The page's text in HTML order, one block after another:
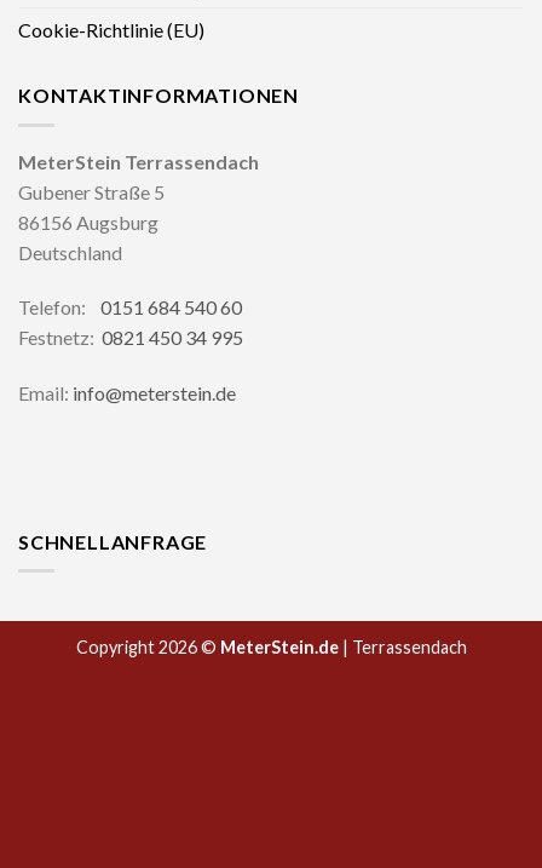
Cookie-Richtlinie (EU)
KONTAKTINFORMATIONEN
MeterStein Terrassendach
Gubener Straße 5
86156 Augsburg
Deutschland
Telefon: 0151 684 540 60
Festnetz: 0821 450 34 995
Email: info@meterstein.de
SCHNELLANFRAGE
Copyright 2026 © MeterStein.de| Terrassendach